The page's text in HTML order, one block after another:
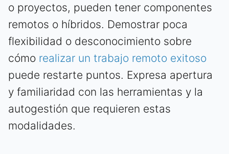
o proyectos, pueden tener componentes
remotos o híbridos. Demostrar poca
flexibilidad o desconocimiento sobre
cómo realizar un trabajo remoto exitoso
puede restarte puntos. Expresa apertura
y familiaridad con las herramientas y la
autogestión que requieren estas
modalidades.